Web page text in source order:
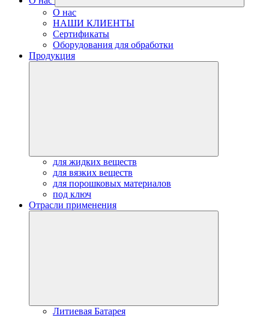
О нас
НАШИ КЛИЕНТЫ
Сертификаты
Оборудования для обработки
Продукция
для жидких веществ
для вязких веществ
для порошковых материалов
под ключ
Отрасли применения
Литиевая Батарея